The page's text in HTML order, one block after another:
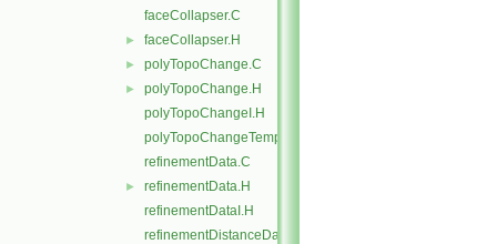
faceCollapser.C
► faceCollapser.H
► polyTopoChange.C
►
polyTopoChange.H
polyTopoChangeI.H
polyTopoChangeTemplates.C
refinementData.C
►
refinementData.H
refinementDataI.H
refinementDistanceData.C